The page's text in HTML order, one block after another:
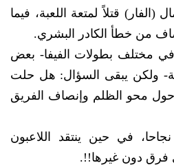
قتلاً لمتعة اللعبة، فيما
من خطأ الكادر البشري.
في مختلف بطولات الفيفا- بعض
ولكن يبقى السؤال: هل حلت
حول محو الظلم وإنصاف الفريق
في حين ينتقد اللاعبون
فرق دون غيرها!!.